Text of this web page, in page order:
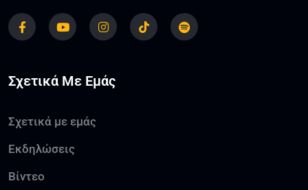
Σχετικά Με Εμάς
Σχετικά με εμάς
Εκδηλώσεις
Βίντεο